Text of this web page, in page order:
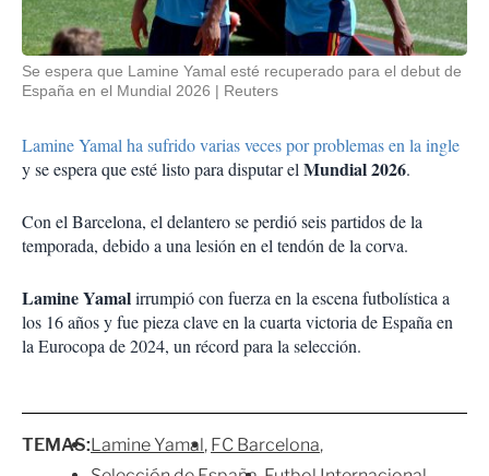
Se espera que Lamine Yamal esté recuperado para el debut de
España en el Mundial 2026
Reuters
Lamine Yamal ha sufrido varias veces por problemas en la ingle
y se espera que esté listo para disputar elMundial 2026.
Con el Barcelona, el delantero se perdió seis partidos de la
temporada, debido a una lesión en el tendón de la corva.
Lamine Yamalirrumpió con fuerza en la escena futbolística a
los 16 años y fue pieza clave en la cuarta victoria de España en
la Eurocopa de 2024, un récord para la selección.
TEMAS:Lamine Yamal
FC Barcelona